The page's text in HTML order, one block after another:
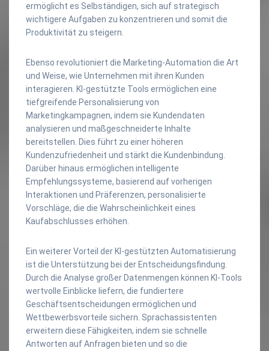
ermöglicht es Selbständigen, sich auf strategisch
wichtigere Aufgaben zu konzentrieren und somit die
Produktivität zu steigern.
Ebenso revolutioniert die Marketing-Automation die Art
und Weise, wie Unternehmen mit ihren Kunden
interagieren. KI-gestützte Tools ermöglichen eine
tiefgreifende Personalisierung von
Marketingkampagnen, indem sie Kundendaten
analysieren und maßgeschneiderte Inhalte
bereitstellen. Dies führt zu einer höheren
Kundenzufriedenheit und stärkt die Kundenbindung.
Darüber hinaus ermöglichen intelligente
Empfehlungssysteme, basierend auf vorherigen
Interaktionen und Präferenzen, personalisierte
Vorschläge, die die Wahrscheinlichkeit eines
Kaufabschlusses erhöhen.
Ein weiterer Vorteil der KI-gestützten Automatisierung
ist die Unterstützung bei der Entscheidungsfindung.
Durch die Analyse großer Datenmengen können KI-Tools
wertvolle Einblicke liefern, die fundiertere
Geschäftsentscheidungen ermöglichen und
Wettbewerbsvorteile sichern. Sprachassistenten
erweitern diese Fähigkeiten, indem sie schnelle
Antworten auf Anfragen bieten und so die